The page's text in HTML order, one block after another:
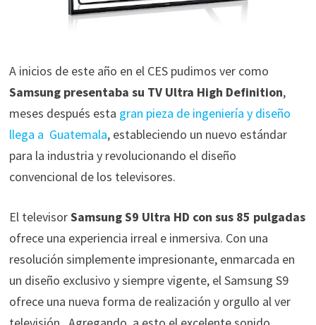
A inicios de este año en el CES pudimos ver como
Samsung presentaba su TV Ultra High Definition,
meses después esta gran pieza de ingeniería y diseño
llega a Guatemala, estableciendo un nuevo estándar
para la industria y revolucionando el diseño
convencional de los televisores.
El televisorSamsung S9 Ultra HD con sus 85 pulgadas
ofrece una experiencia irreal e inmersiva. Con una
resolución simplemente impresionante, enmarcada en
un diseño exclusivo y siempre vigente, el Samsung S9
ofrece una nueva forma de realización y orgullo al ver